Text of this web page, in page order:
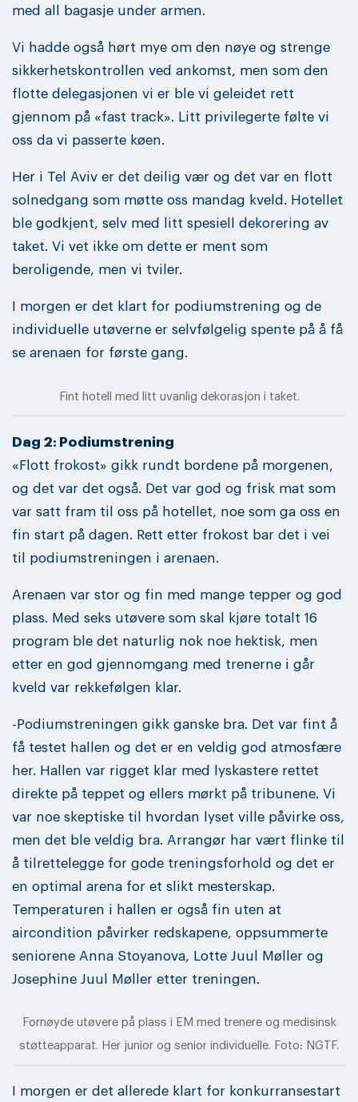
med all bagasje under armen.
Vi hadde også hørt mye om den nøye og strenge
sikkerhetskontrollen ved ankomst, men som den
flotte delegasjonen vi er ble vi geleidet rett
gjennom på «fast track». Litt privilegerte følte vi
oss da vi passerte køen.
Her i Tel Aviv er det deilig vær og det var en flott
solnedgang som møtte oss mandag kveld. Hotellet
ble godkjent, selv med litt spesiell dekorering av
taket. Vi vet ikke om dette er ment som
beroligende, men vi tviler.
I morgen er det klart for podiumstrening og de
individuelle utøverne er selvfølgelig spente på å få
se arenaen for første gang.
Fint hotell med litt uvanlig dekorasjon i taket.
Dag 2: Podiumstrening
«Flott frokost» gikk rundt bordene på morgenen,
og det var det også. Det var god og frisk mat som
var satt fram til oss på hotellet, noe som ga oss en
fin start på dagen. Rett etter frokost bar det i vei
til podiumstreningen i arenaen.
Arenaen var stor og fin med mange tepper og god
plass. Med seks utøvere som skal kjøre totalt 16
program ble det naturlig nok noe hektisk, men
etter en god gjennomgang med trenerne i går
kveld var rekkefølgen klar.
-Podiumstreningen gikk ganske bra. Det var fint å
få testet hallen og det er en veldig god atmosfære
her. Hallen var rigget klar med lyskastere rettet
direkte på teppet og ellers mørkt på tribunene. Vi
var noe skeptiske til hvordan lyset ville påvirke oss,
men det ble veldig bra. Arrangør har vært flinke til
å tilrettelegge for gode treningsforhold og det er
en optimal arena for et slikt mesterskap.
Temperaturen i hallen er også fin uten at
aircondition påvirker redskapene, oppsummerte
seniorene Anna Stoyanova, Lotte Juul Møller og
Josephine Juul Møller etter treningen.
Fornøyde utøvere på plass i EM med trenere og medisinsk
støtteapparat. Her junior og senior individuelle. Foto: NGTF.
I morgen er det allerede klart for konkurransestart